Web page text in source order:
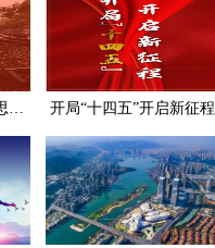
岳麓书院与实事求是思想路线 开局“十四五”开启新征程